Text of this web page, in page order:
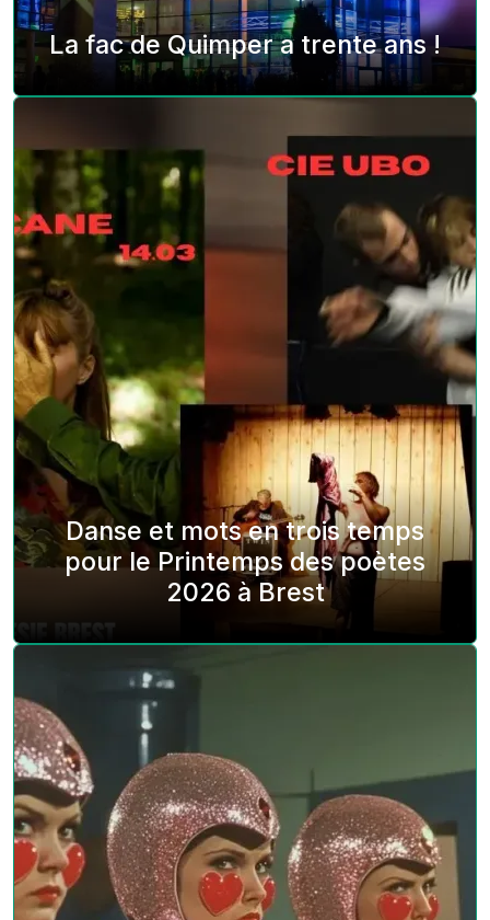
La fac de Quimper a trente ans !
Danse et mots en trois temps
pour le Printemps des poètes
2026 à Brest